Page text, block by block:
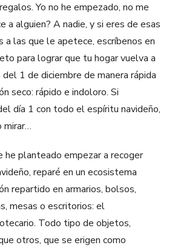
Yo no he empezado, no me
a alguien? A nadie, y si eres de esas
a las que le apetece, escríbenos en
para lograr que tu hogar vuelva a
1 de diciembre de manera rápida
seco: rápido e indoloro. Si
día 1 con todo el espíritu navideño,
mirar…
he planteado empezar a recoger
reparé en un ecosistema
repartido en armarios, bolsos,
mesas o escritorios: el
Todo tipo de objetos,
otros, que se erigen como